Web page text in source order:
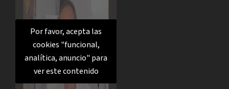
Por favor, acepta las
cookies "funcional,
analítica, anuncio" para
ver este contenido